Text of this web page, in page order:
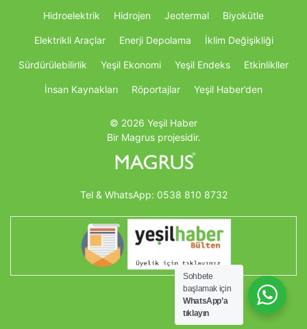
Hidroelektrik Hidrojen Jeotermal Biyokütle
Elektrikli Araçlar Enerji Depolama İklim Değişikliği
Sürdürülebilirlik Yeşil Ekonomi Yeşil Endeks Etkinlikller
İnsan Kaynakları Röportajlar Yeşil Haber’den
© 2026 Yeşil Haber
Bir Magrus projesidir.
Tel & WhatsApp: 0538 810 8732
Sohbete
başlamak için
WhatsApp’a
tıklayın